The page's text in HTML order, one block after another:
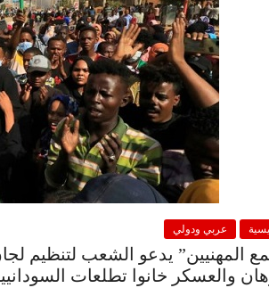
عربي ودولي
المهنيين” يدعو الشعب لتنظيم
والعسكر خانوا تطلعات